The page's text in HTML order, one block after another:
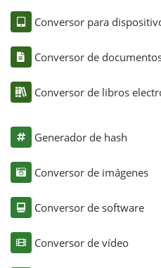
Conversor para
Conversor de
Conversor de libros
Generador de hash
Conversor de imágenes
Conversor de software
Conversor de vídeo